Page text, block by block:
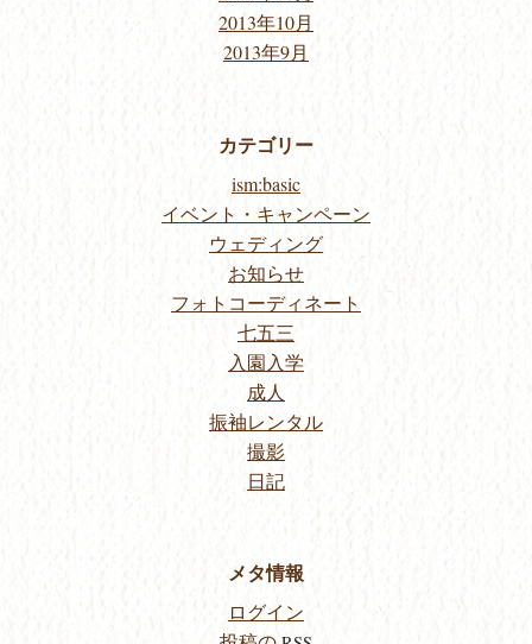
2013年10月
2013年9月
カテゴリー
ism:basic
イベント・キャンペーン
ウェディング
お知らせ
フォトコーディネート
七五三
入園入学
成人
振袖レンタル
撮影
日記
メタ情報
ログイン